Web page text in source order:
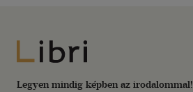
Libri
Legyen mindig képben az irodalommal!